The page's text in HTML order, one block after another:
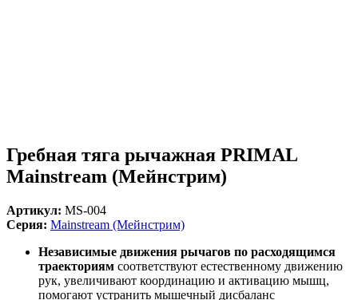
Гребная тяга рычажная PRIMAL
Mainstream (Мейнстрим)
Артикул: MS-004
Серия: Mainstream (Мейнстрим)
Независимые движения рычагов по расходящимся
траекториям соответствуют естественному движению
рук, увеличивают координацию и активацию мышц,
помогают устранить мышечный дисбаланс